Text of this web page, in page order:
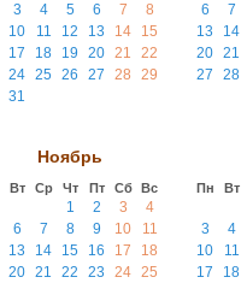
3 4 5 6 7
8
10 11 12 13 14
15
17 18 19 20 21
22
24 25 26 27 28
29
31
6
7
13
14
20 21
27
28
Ноябрь
Вт Ср Чт Пт Сб Вс
1 2 3
4
6 7 8 9 10
11
13 14 15 16 17
18
20 21 22 23 24 25
Пн Вт
3
4
10
11
17
18